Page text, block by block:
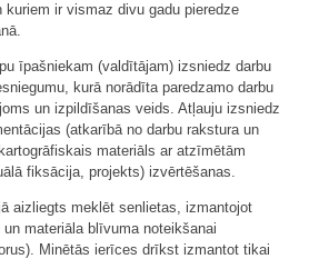
kuriem ir vismaz divu gadu pieredze
īpašniekam (valdītājam) izsniedz darbu
kurā norādīta paredzamo darbu
un izpildīšanas veids. Atļauju izsniedz
(atkarībā no darbu rakstura un
materiāls ar atzīmētām
fiksācija, projekts) izvērtēšanas.
aizliegts meklēt senlietas, izmantojot
materiāla blīvuma noteikšanai
Minētās ierīces drīkst izmantot tikai